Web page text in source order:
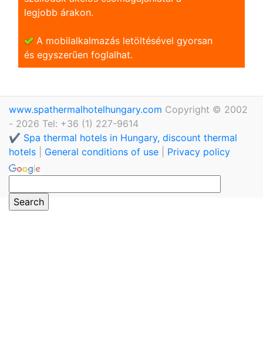
legjobb árakon.
A mobilalkalmazás letöltésével gyorsan
és egyszerũen foglalhat.
www.spathermalhotelhungary.com Copyright © 2002
- 2026 Tel: +36 (1) 227-9614
✔️ Spa thermal hotels in Hungary, discount thermal
hotels
General conditions of use Privacy policy